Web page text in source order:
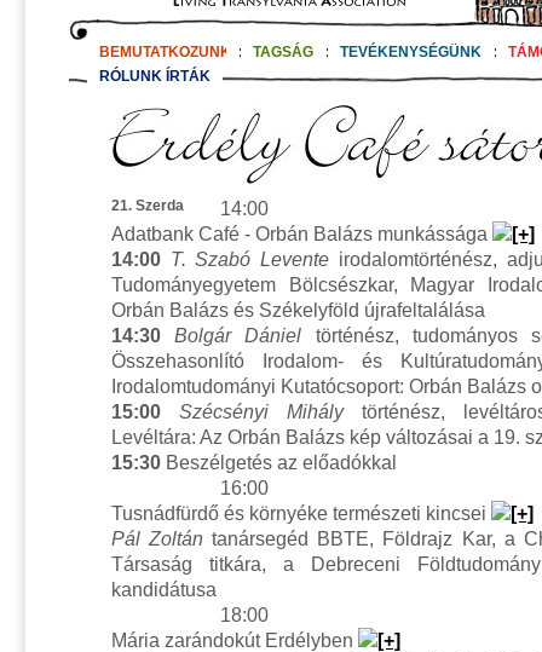
BEMUTATKOZUNK : TAGSÁG : TEVÉKENYSÉGÜNK :
RÓLUNK ÍRTÁK
21. Szerda
14:00
Adatbank Café - Orbán Balázs munkássága
14:00 T. Szabó Levente irodalomtörténész,
Tudományegyetem Bölcsészkar, Magyar
Orbán Balázs és Székelyföld újrafeltalálása
14:30
Bolgár Dániel történész, tudományos
Összehasonlító Irodalom- és
Irodalomtudományi Kutatócsoport: Orbán Balázs
15:00
Szécsényi Mihálytörténész,
Levéltára: Az Orbán Balázs kép változásai a 19.
15:30 Beszélgetés az előadókkal
16:00
Tusnádfürdő és környéke természeti kincsei
Pál Zoltán tanársegéd BBTE, Földrajz Kar, a
Társaság titkára, a Debreceni
kandidátusa
18:00
Mária zarándokút Erdélyben